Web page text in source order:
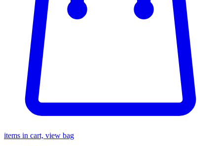
items in cart, view bag